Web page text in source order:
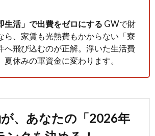
生活」で出費をゼロにする GWで財
ら、家賃も光熱費もかからない「寮
へ飛び込むのが正解。浮いた生活費
夏休みの軍資金に変わります。
、あなたの「2026年